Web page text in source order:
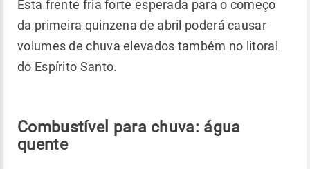
Esta frente fria forte esperada para o começo
da primeira quinzena de abril poderá causar
volumes de chuva elevados também no litoral
do Espírito Santo.
Combustível para chuva: água
quente